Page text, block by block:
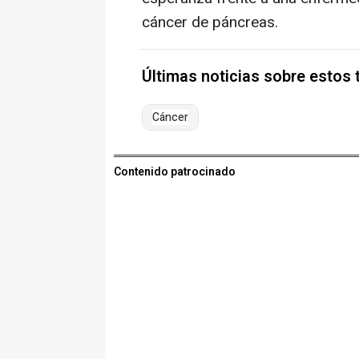
cáncer de páncreas.
Últimas noticias sobre estos
Cáncer
Contenido patrocinado